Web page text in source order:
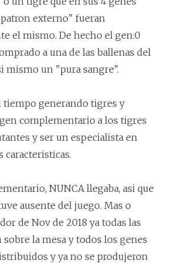
externo" fueran
el mismo. De hecho el gen:0
a una de las ballenas del
mismo un "pura sangre".
tiempo generando tigres y
complementario a los tigres
y ser un especialista en
caracteristicas.
NUNCA llegaba, asi que
ausente del juego. Mas o
de Nov de 2018 ya todas las
sobre la mesa y todos los genes
y ya no se produjeron